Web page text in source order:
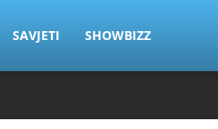
SAVJETI SHOWBIZZ